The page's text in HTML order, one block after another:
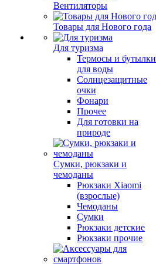
Вентиляторы
Товары для Нового года
Для туризма
Термосы и бутылки
для воды
Солнцезащитные
очки
Фонари
Прочее
Для готовки на
природе
Сумки, рюкзаки и
чемоданы
Рюкзаки Xiaomi
(взрослые)
Чемоданы
Сумки
Рюкзаки детские
Рюкзаки прочие